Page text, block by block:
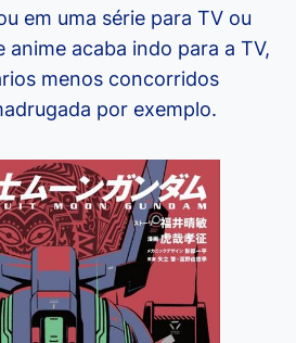
em uma série para TV ou
anime acaba indo para a TV,
menos concorridos
por exemplo.